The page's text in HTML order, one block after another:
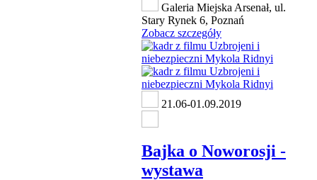
Galeria Miejska Arsenał, ul.
Stary Rynek 6, Poznań
Zobacz szczegóły
21.06-01.09.2019
Bajka o Noworosji -
wystawa